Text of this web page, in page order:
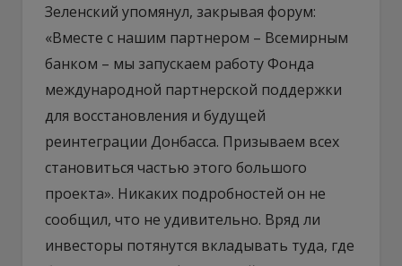
Зеленский упомянул, закрывая форум:
«Вместе с нашим партнером – Всемирным
банком – мы запускаем работу Фонда
международной партнерской поддержки
для восстановления и будущей
реинтеграции Донбасса. Призываем всех
становиться частью этого большого
проекта». Никаких подробностей он не
сообщил, что не удивительно. Вряд ли
инвесторы потянутся вкладывать туда, где